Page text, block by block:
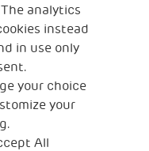
Moreno 5.
analytics
instead
in use only
your choice
your
All